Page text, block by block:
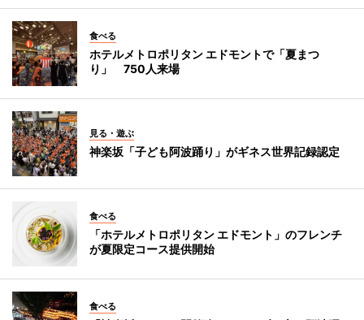
食べる
ホテルメトロポリタン エドモントで「夏まつ
り」 750人来場
見る・遊ぶ
神楽坂「子ども阿波踊り」がギネス世界記録認定
食べる
「ホテルメトロポリタン エドモント」のフレンチ
が夏限定コース提供開始
食べる